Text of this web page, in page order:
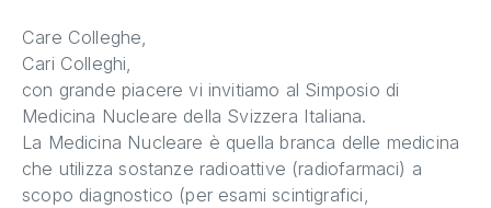
Care Colleghe,
Cari Colleghi,
con grande piacere vi invitiamo al Simposio di
Medicina Nucleare della Svizzera Italiana.
La Medicina Nucleare è quella branca delle medicina
che utilizza sostanze radioattive (radiofarmaci) a
scopo diagnostico (per esami scintigrafici,